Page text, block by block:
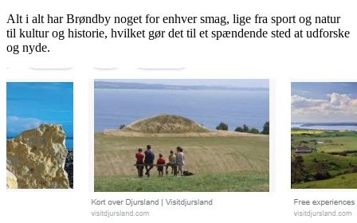
Alt i alt har Brøndby noget for enhver smag, lige fra sport og natur
til kultur og historie, hvilket gør det til et spændende sted at udforske
og nyde.